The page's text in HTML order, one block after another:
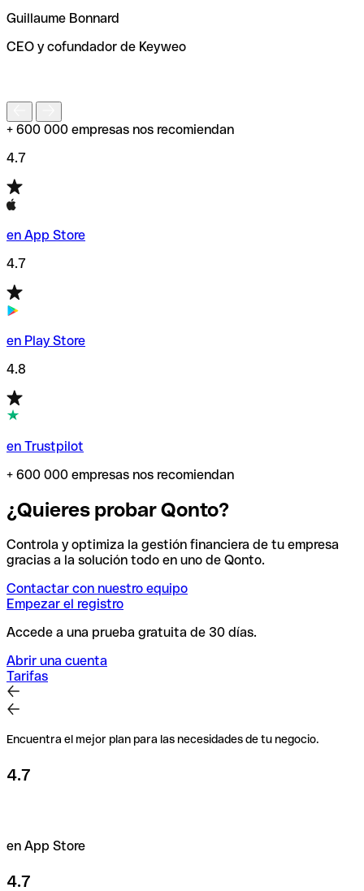
de enviar tu transferencia.
Guillaume Bonnard
CEO y cofundador de Keyweo
+ 600 000 empresas nos recomiendan
4.7
en App Store
4.7
en Play Store
4.8
en Trustpilot
+ 600 000 empresas nos recomiendan
¿Quieres probar Qonto?
Controla y optimiza la gestión financiera de tu empresa
gracias a la solución todo en uno de Qonto.
Contactar con nuestro equipo
Empezar el registro
Accede a una prueba gratuita de 30 días.
Abrir una cuenta
Tarifas
Encuentra el mejor plan para las necesidades de tu negocio.
4.7
en App Store
4.7